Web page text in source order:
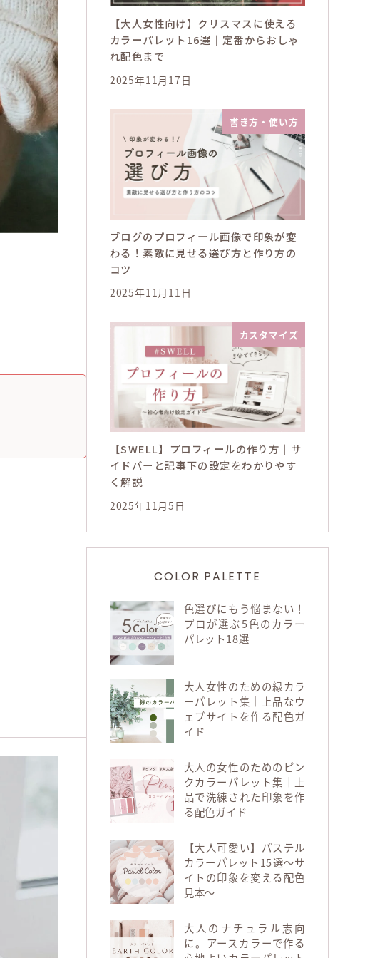
【大人女性向け】クリスマスに使える
カラーパレット16選｜定番からおしゃ
れ配色まで
2025年11月17日
書き方・使い方
ブログのプロフィール画像で印象が変
わる！素敵に見せる選び方と作り方の
コツ
2025年11月11日
カスタマイズ
【SWELL】プロフィールの作り方｜サ
イドバーと記事下の設定をわかりやす
く解説
2025年11月5日
COLOR PALETTE
色選びにもう悩まない！
プロが選ぶ5色のカラー
パレット18選
大人女性のための緑カラ
ーパレット集｜上品なウ
ェブサイトを作る配色ガ
イド
大人の女性のためのピン
クカラーパレット集｜上
品で洗練された印象を作
る配色ガイド
【大人可愛い】パステル
カラーパレット15選～サ
イトの印象を変える配色
見本～
大人のナチュラル志向
に。アースカラーで作る